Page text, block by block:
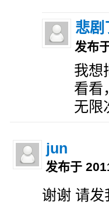
悲剧
发布
我想
看看
无限
jun
发布于
谢谢 请